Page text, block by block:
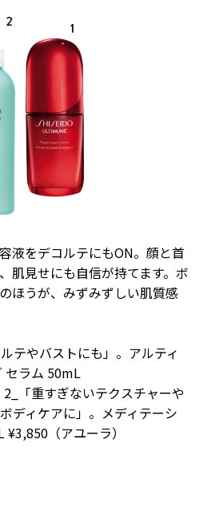
液をデコルテにもON。顔と首
肌見せにも自信が持てます。ボ
ほうが、みずみずしい肌質感
テやバストにも」。アルティ
セラム 50mL
「重すぎないテクスチャーや
ディケアに」。メディテーシ
（アユーラ）